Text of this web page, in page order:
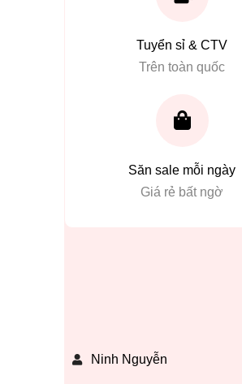
Tuyển sỉ & CTV
Trên toàn quốc
Săn sale mỗi ngày
Giá rẻ bất ngờ
Ninh Nguyễn